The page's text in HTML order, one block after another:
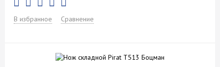
В избранное Сравнение